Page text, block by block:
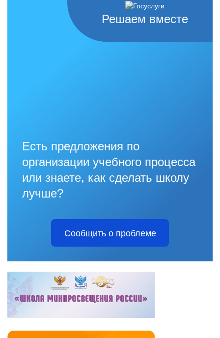
Решаем вместе
Есть предложения по
организации учебного процесса
или знаете, как сделать школу
лучше?
Сообщить о проблеме